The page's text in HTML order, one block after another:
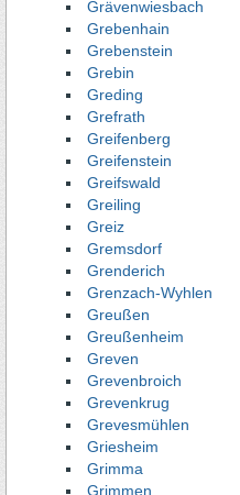
Grävenwiesbach
Grebenhain
Grebenstein
Grebin
Greding
Grefrath
Greifenberg
Greifenstein
Greifswald
Greiling
Greiz
Gremsdorf
Grenderich
Grenzach-Wyhlen
Greußen
Greußenheim
Greven
Grevenbroich
Grevenkrug
Grevesmühlen
Griesheim
Grimma
Grimmen